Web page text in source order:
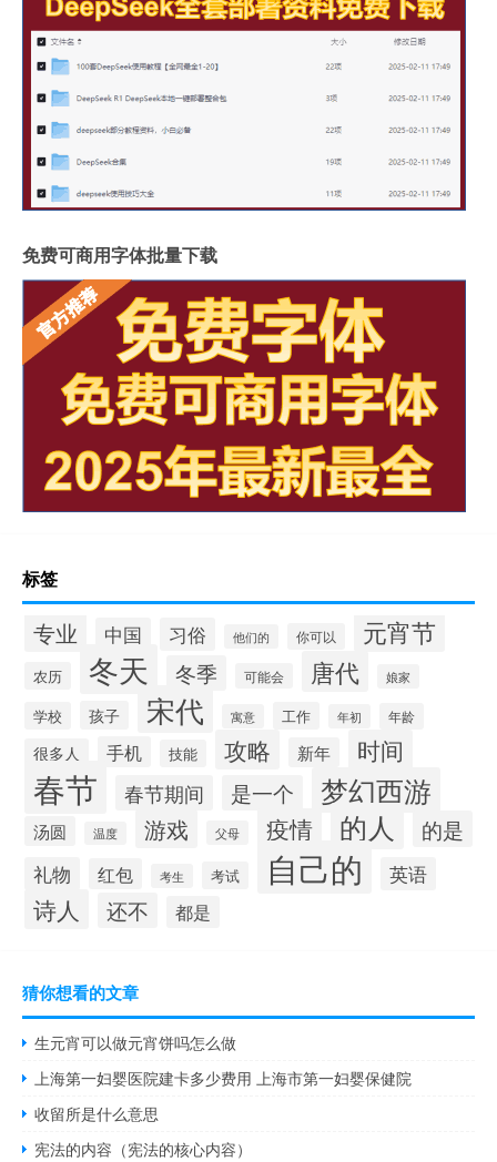
免费可商用字体批量下载
标签
专业 中国 习俗 他们的 你可以 元宵节
农历 冬天 冬季 可能会 唐代 娘家
学校 孩子 宋代 寓意 工作 年初 年龄
很多人 手机 技能 攻略 新年 时间
春节 春节期间 是一个 梦幻西游
汤圆 温度 游戏 父母 疫情 的人 的是
礼物 红包 考生 考试 自己的 英语
诗人 还不 都是
猜你想看的文章
生元宵可以做元宵饼吗怎么做
上海第一妇婴医院建卡多少费用 上海市第一妇婴保健院
收留所是什么意思
宪法的内容（宪法的核心内容）